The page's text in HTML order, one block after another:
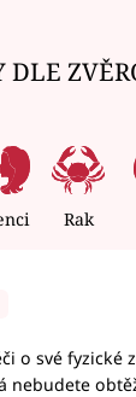
DLE
Rak
o své fyzické
nebudete